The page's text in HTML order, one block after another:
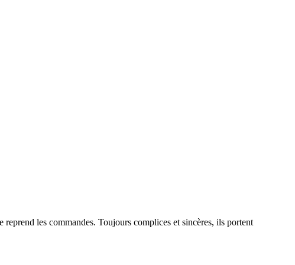
les commandes. Toujours complices et sincères, ils portent